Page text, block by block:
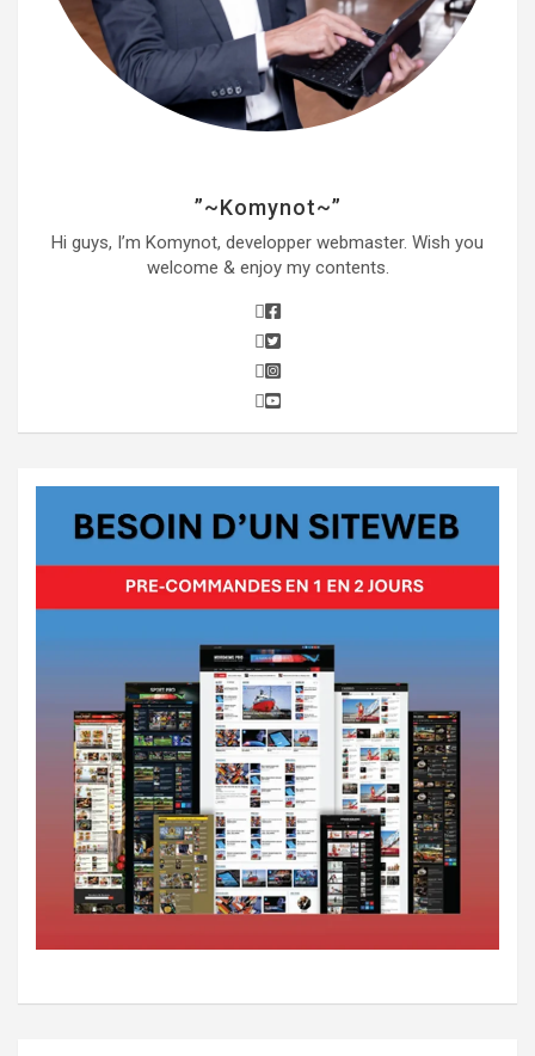
”~Komynot~”
Hi guys, I’m Komynot, developper webmaster. Wish you
welcome & enjoy my contents.